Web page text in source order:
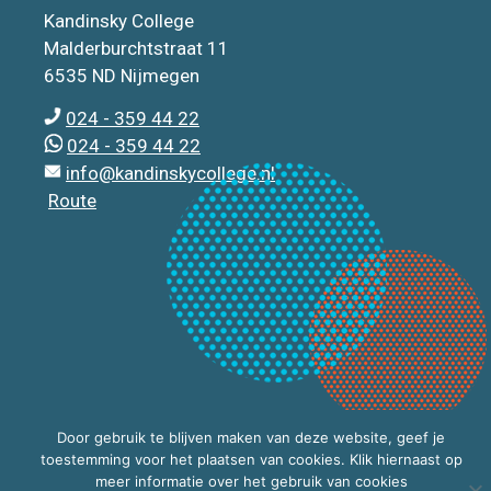
Kandinsky College
Malderburchtstraat 11
6535 ND Nijmegen
024 - 359 44 22
024 - 359 44 22
info@kandinskycollege.nl
Route
Door gebruik te blijven maken van deze website, geef je
toestemming voor het plaatsen van cookies. Klik hiernaast op
meer informatie over het gebruik van cookies